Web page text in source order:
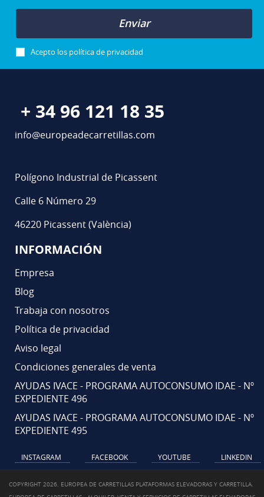
Enviar
Acepto los política de privacidad
+ 34 96 121 18 35
info@europeadecarretillas.com
Polígono Industrial de Picassent
Calle 6 Número 29
46220 Picassent (València)
INFORMACIÓN
Empresa
Blog
Trabaja con nosotros
Política de privacidad
Aviso legal
Condiciones generales de venta
AYUDAS IVACE - PROGRAMA AUTOCONSUMO IDAE - Nº
EXPEDIENTE 496
AYUDAS IVACE - PROGRAMA AUTOCONSUMO IDAE - Nº
EXPEDIENTE 495
INSTAGRAM FACEBOOK YOUTUBE LINKEDIN
COPYRIGHT 2026. EUROPEA DE CARRETILLAS PLATAFORMAS ELEVADORAS Y CARRETILLA.